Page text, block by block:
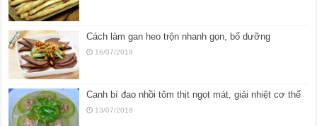
Cách làm gan heo trộn nhanh gọn, bổ dưỡng
16/07/2018
Canh bí đao nhồi tôm thịt ngọt mát, giải nhiệt cơ thể
13/07/2018